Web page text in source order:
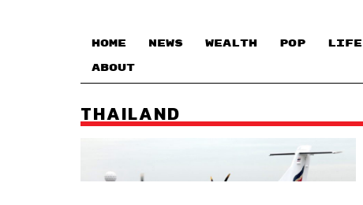
HOME NEWS WEALTH POP LIFE
ABOUT
THAILAND